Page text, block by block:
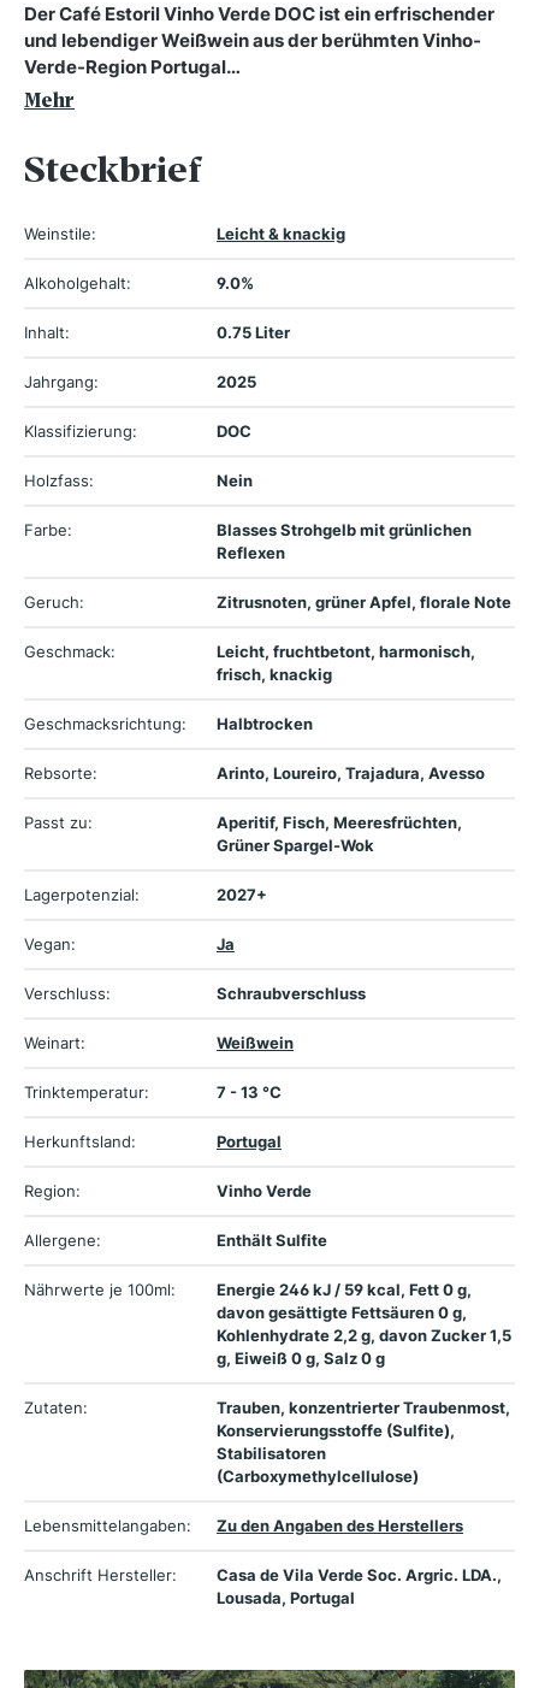
Der Café Estoril Vinho Verde DOC ist ein erfrischender
und lebendiger Weißwein aus der berühmten Vinho-
Verde-Region Portugal…
Mehr
Steckbrief
Weinstile: Leicht & knackig
Alkoholgehalt: 9.0%
Inhalt: 0.75 Liter
Jahrgang: 2025
Klassifizierung: DOC
Holzfass: Nein
Farbe:
Blasses Strohgelb mit grünlichen
Reflexen
Geruch: Zitrusnoten, grüner Apfel, florale Note
Geschmack:
Leicht, fruchtbetont, harmonisch,
frisch, knackig
Geschmacksrichtung: Halbtrocken
Rebsorte: Arinto, Loureiro, Trajadura, Avesso
Passt zu:
Aperitif, Fisch, Meeresfrüchten,
Grüner Spargel-Wok
Lagerpotenzial: 2027+
Vegan: Ja
Verschluss: Schraubverschluss
Weinart: Weißwein
Trinktemperatur: 7 - 13 °C
Herkunftsland: Portugal
Region: Vinho Verde
Allergene: Enthält Sulfite
Nährwerte je 100ml:
Energie 246 kJ / 59 kcal, Fett 0 g,
davon gesättigte Fettsäuren 0 g,
Kohlenhydrate 2,2 g, davon Zucker 1,5
g, Eiweiß 0 g, Salz 0 g
Zutaten:
Trauben, konzentrierter Traubenmost,
Konservierungsstoffe (Sulfite),
Stabilisatoren
(Carboxymethylcellulose)
Lebensmittelangaben: Zu den Angaben des Herstellers
Anschrift Hersteller:
Casa de Vila Verde Soc. Argric. LDA.,
Lousada, Portugal